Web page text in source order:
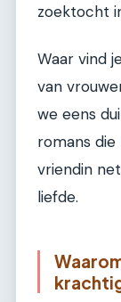
zoektocht
Waar vind
van
we eens
romans
vriendin
liefde.